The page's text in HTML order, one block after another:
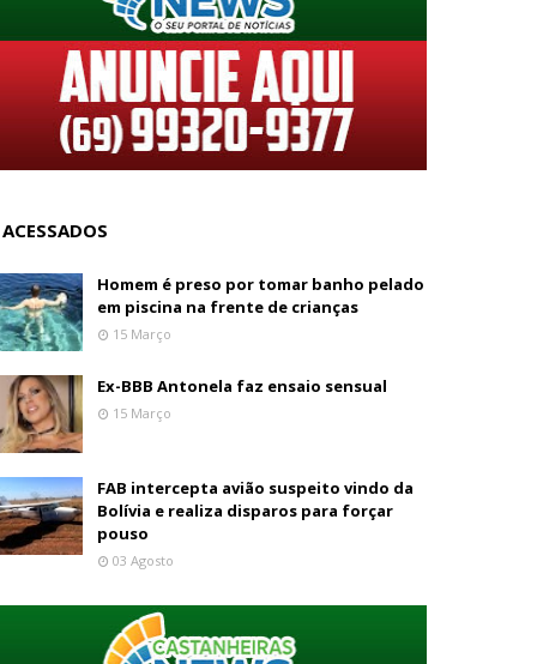
Homem é preso por tomar banho pelado
em piscina na frente de crianças
15 Março
Ex-BBB Antonela faz ensaio sensual
15 Março
FAB intercepta avião suspeito vindo da
Bolívia e realiza disparos para forçar
pouso
03 Agosto